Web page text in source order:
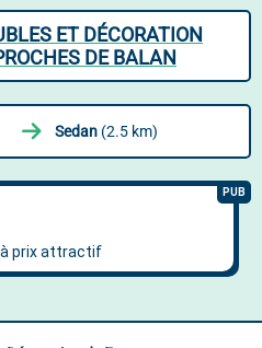
ET DÉCORATION
DE BALAN
Sedan (2.5 km)